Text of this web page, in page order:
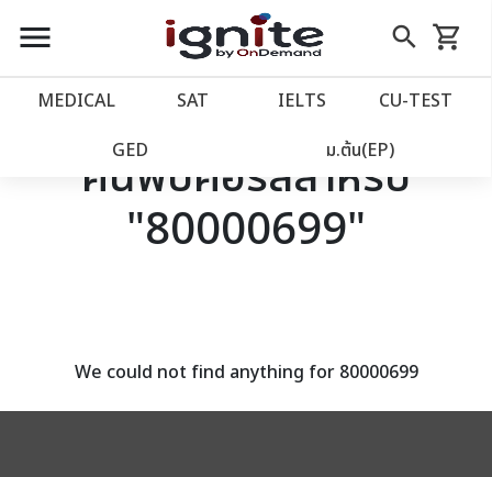
close
account_balance หน้าแรก
เว็บไซต์อิกไนท์
โปรโมชั่น
assignment ลงทะเบียน
menu search
Skip
to
shopping_cart
รถเข็น
MEDICAL SAT IELTS CU‑TEST
GED ม.ต้น(EP)
ค้นพบคอร์สสำหรับ
"80000699"
We could not find anything for 80000699